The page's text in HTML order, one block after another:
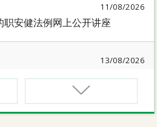
11/08/2026
安健法例网上公开讲座
13/08/2026
上简介会暨讲座
17/08/2026